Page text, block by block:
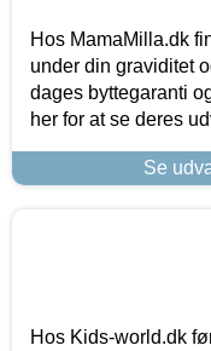
Hos MamaMilla.dk
under din graviditet
dages byttegaranti
her for at se deres
Se
Hos Kids-world.dk